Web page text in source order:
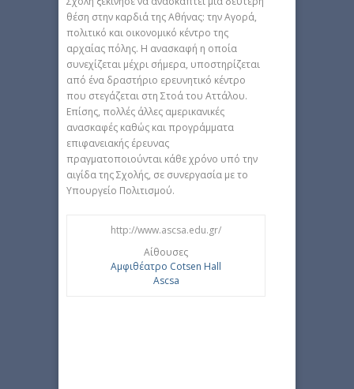
θέση στην καρδιά της Αθήνας: την Αγορά,
πολιτικό και οικονομικό κέντρο της
αρχαίας πόλης. Η ανασκαφή η οποία
συνεχίζεται μέχρι σήμερα, υποστηρίζεται
από ένα δραστήριο ερευνητικό κέντρο
που στεγάζεται στη Στοά του Αττάλου.
Επίσης, πολλές άλλες αμερικανικές
ανασκαφές καθώς και προγράμματα
επιφανειακής έρευνας
πραγματοποιούνται κάθε χρόνο υπό την
αιγίδα της Σχολής, σε συνεργασία με το
Υπουργείο Πολιτισμού.
http://www.ascsa.edu.gr/
Αίθουσες
Αμφιθέατρο Cotsen Hall
Ascsa